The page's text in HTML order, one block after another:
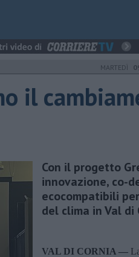
MARTEDÌ
il
Con il progetto
innovazione, co-
ecocompatibili
del clima in Val di
VAL DI CORNIA —